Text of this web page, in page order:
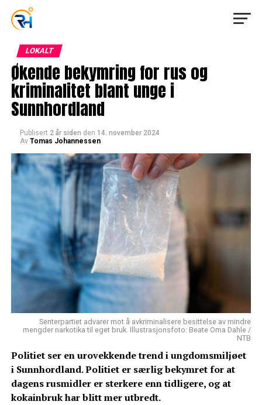
LOKALT
Økende bekymring for rus og
kriminalitet blant unge i
Sunnhordland
Publisert 2 år siden den 14. november 2024
Av Tomas Johannessen
Senterpartiet advarer mot å avkriminalisere besittelse av mindre
mengder narkotika til eget bruk. Illustrasjonsfoto: Beate Oma Dahle /
NTB
Politiet ser en urovekkende trend i ungdomsmiljøet
i Sunnhordland. Politiet er særlig bekymret for at
dagens rusmidler er sterkere enn tidligere, og at
kokainbruk har blitt mer utbredt.